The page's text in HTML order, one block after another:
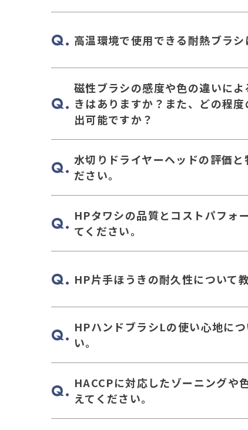
高温環境で使用できる耐熱ブラシ
磁性ブラシの感度や色の違いに
きはありますか？また、どの程
出可能ですか？
水切りドライヤーヘッドの評価と
ださい。
HPタワシの品質とコストパフォ
てください。
HP片手ほうきの耐久性について
HPハンドブラシLの使い心地に
い。
HACCPに対応したゾーニングや
えてください。